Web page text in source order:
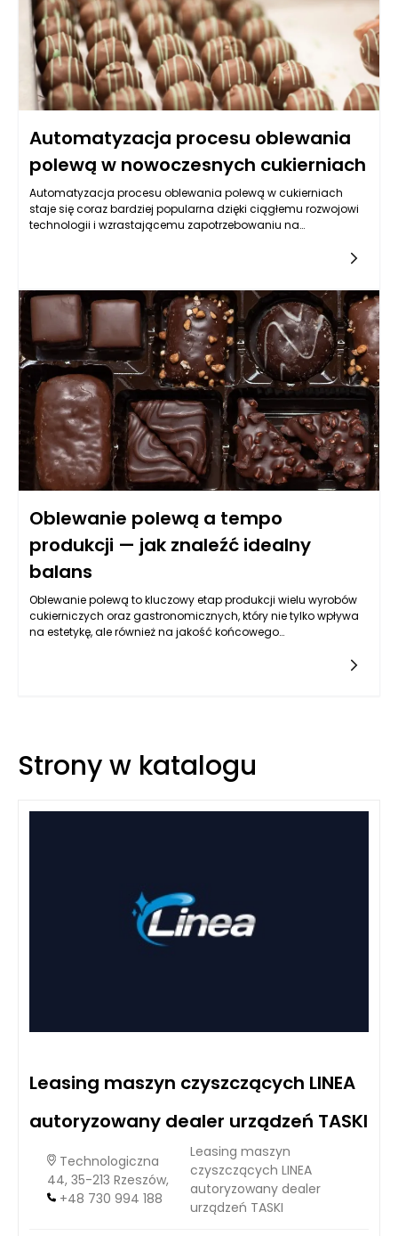
Automatyzacja procesu oblewania
polewą w nowoczesnych cukierniach
Automatyzacja procesu oblewania polewą w cukierniach
staje się coraz bardziej popularna dzięki ciągłemu rozwojowi
technologii i wzrastającemu zapotrzebowaniu na
do oblewania polewą przynosi wiele korzyści, które przekładają
klientów. Przede wszystkim, automatyzacja pozwala na
osiągnięcie powtarzalności i dokładności w procesie
produkcji. Wyeliminowanie błędów ludzkich pozwala na
redukcję odpadów oraz poprawę estetyki finalnego produktu.
Dodatkowo, oszczędność czasu i siły roboczej staje się
kluczowa w dobie rosnącej konkurencji na rynku cukierniczym,
gdzie skala produkcji ma ogromne znaczenie dla
rentowności.
Oblewanie polewą a tempo
produkcji — jak znaleźć idealny
balans
Oblewanie polewą to kluczowy etap produkcji wielu wyrobów
cukierniczych oraz gastronomicznych, który nie tylko wpływa
na estetykę, ale również na jakość końcowego
Strony w katalogu
Leasing maszyn czyszczących LINEA
autoryzowany dealer urządzeń TASKI
Technologiczna
44, 35-213 Rzeszów,
+48 730 994 188
Leasing maszyn
czyszczących LINEA
autoryzowany dealer
urządzeń TASKI